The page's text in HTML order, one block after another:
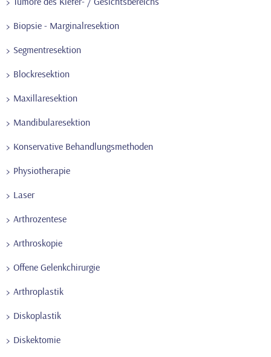
Biopsie - Marginalresektion
Segmentresektion
Blockresektion
Maxillaresektion
Mandibularesektion
Konservative Behandlungsmethoden
Physiotherapie
Laser
Arthrozentese
Arthroskopie
Offene Gelenkchirurgie
Arthroplastik
Diskoplastik
Diskektomie